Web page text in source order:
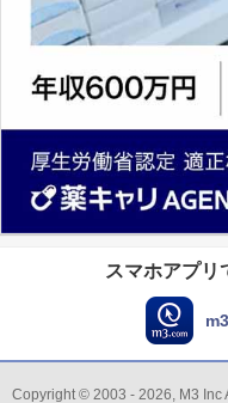
スマホアプリ
Copyright © 2003 - 2026, M3 Inc